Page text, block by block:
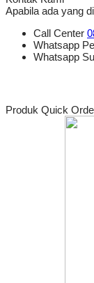
Apabila ada yang
Call Center
Whatsapp
Whatsapp
Produk Quick